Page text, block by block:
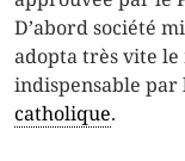
D’abord société
adopta très vite le
indispensable par
catholique.